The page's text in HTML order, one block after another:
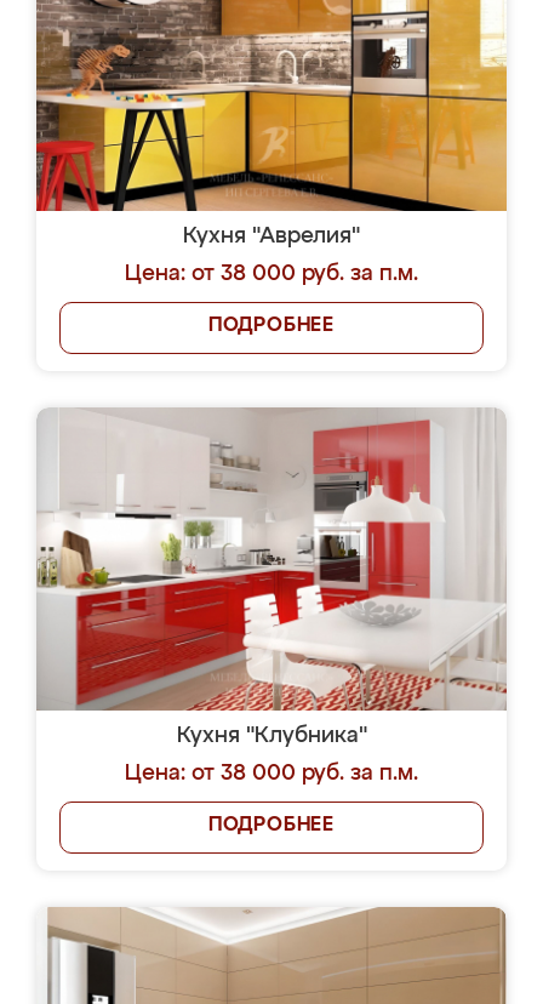
Кухня "Аврелия"
Цена: от 38 000 руб. за п.м.
ПОДРОБНЕЕ
Кухня "Клубника"
Цена: от 38 000 руб. за п.м.
ПОДРОБНЕЕ